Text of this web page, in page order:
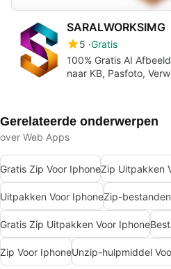
SARALWORKSIMG
5 Gratis
100% Gratis AI
naar KB, Pasfoto,
Gerelateerde onderwerpen
over Web Apps
Gratis Zip Voor IphoneZip Uitpakken
Uitpakken Voor IphoneZip-
Gratis Zip Uitpakken Voor Iphone
Zip Voor IphoneUnzip-hulpmiddel